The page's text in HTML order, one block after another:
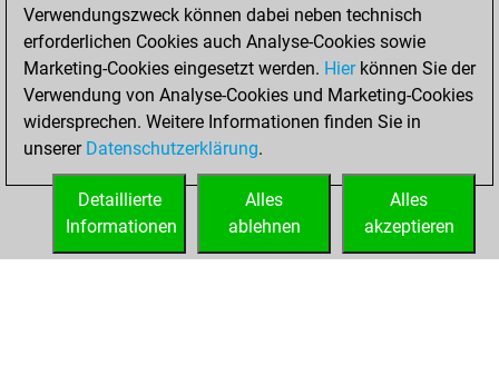
Mittwoch,
Oktober 8, 2025
You played 1
slow games
Play
You scored +0
=1 -0 in slow games
Verwendungszweck können dabei neben technisch
erforderlichen Cookies auch Analyse-Cookies sowie
Marketing-Cookies eingesetzt werden. Hierkönnen Sie der
Verwendung von Analyse-Cookies und Marketing-Cookies
widersprechen. Weitere Informationen finden Sie in
unserer Datenschutzerklärung.
Alles
akzeptieren
Alles
ablehnen
Detaillierte
Informationen